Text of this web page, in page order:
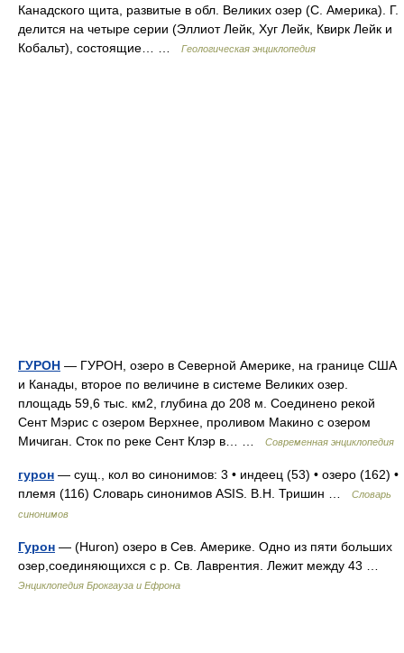
Канадского щита, развитые в обл. Великих озер (С. Америка). Г.
делится на четыре серии (Эллиот Лейк, Хуг Лейк, Квирк Лейк и
Кобальт), состоящие… …
Геологическая энциклопедия
ГУРОН — ГУРОН, озеро в Северной Америке, на границе США
и Канады, второе по величине в системе Великих озер.
площадь 59,6 тыс. км2, глубина до 208 м. Соединено рекой
Сент Мэрис с озером Верхнее, проливом Макино с озером
Мичиган. Сток по реке Сент Клэр в… …
Современная энциклопедия
гурон — сущ., кол во синонимов: 3 • индеец (53) • озеро (162) •
племя (116) Словарь синонимов ASIS. В.Н. Тришин …
Словарь
синонимов
Гурон — (Huron) озеро в Сев. Америке. Одно из пяти больших
озер,соединяющихся с р. Св. Лаврентия. Лежит между 43 …
Энциклопедия Брокгауза и Ефрона